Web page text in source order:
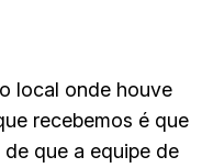
local onde houve
recebemos é que
que a equipe de